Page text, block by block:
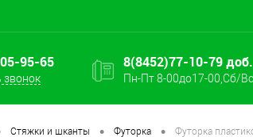
95-65
звонок
8(8452)77-10-79
Пн-Пт 8-00до17-00,Сб/
Стяжки и шканты • Футорка • Футорка